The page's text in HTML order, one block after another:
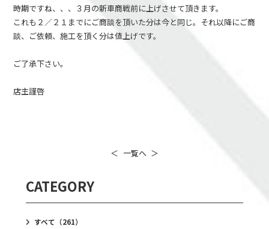
時期ですね、、、３月の新車商戦前に上げさせて頂きます。
これも２／２１までにご商談を頂いた分は今と同じ。それ以降にご商
談、ご依頼、施工を頂く分は値上げです。
ご了承下さい。
店主謹啓
＜ 一覧へ ＞
CATEGORY
すべて （261）